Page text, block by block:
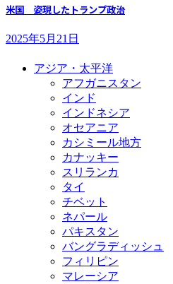
米国 姿現したトランプ政治
2025年5月21日
アジア・太平洋
アフガニスタン
インド
インドネシア
オセアニア
カシミール地方
カナッキー
スリランカ
タイ
チベット
ネパール
パキスタン
バングラディッシュ
フィリピン
マレーシア